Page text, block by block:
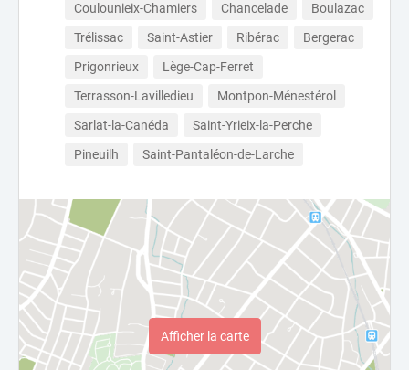
Coulounieix-Chamiers Chancelade
Boulazac
Trélissac
Saint-Astier Ribérac
Bergerac
Prigonrieux
Lège-Cap-Ferret
Terrasson-Lavilledieu
Montpon-Ménestérol
Sarlat-la-Canéda
Saint-Yrieix-la-Perche
Pineuilh
Saint-Pantaléon-de-Larche
Afficher la carte